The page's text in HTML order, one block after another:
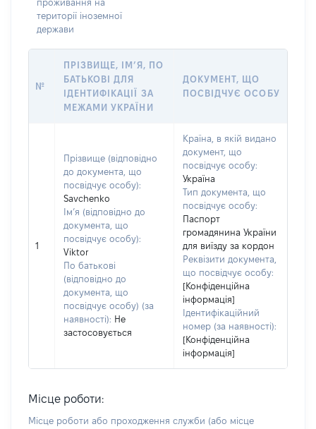
проживання на
території іноземної
держави
№
ПРІЗВИЩЕ, ІМ’Я, ПО
БАТЬКОВІ ДЛЯ
ІДЕНТИФІКАЦІЇ ЗА
МЕЖАМИ УКРАЇНИ
ДОКУМЕНТ, ЩО
ПОСВІДЧУЄ ОСОБУ
1
Прізвище (відповідно
до документа, що
посвідчує особу):
Savchenko
Ім’я (відповідно до
документа, що
посвідчує особу):
Viktor
По батькові
(відповідно до
документа, що
посвідчує особу) (за
наявності): Не
застосовується
Країна, в якій видано
документ, що
посвідчує особу:
Україна
Тип документа, що
посвідчує особу:
Паспорт
громадянина України
для виїзду за кордон
Реквізити документа,
що посвідчує особу:
[Конфіденційна
інформація]
Ідентифікаційний
номер (за наявності):
[Конфіденційна
інформація]
Місце роботи:
Місце роботи або проходження служби (або місце